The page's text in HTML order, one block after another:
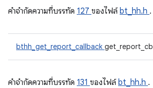
คําจํากัดความที่บรรทัด 127 ของไฟล์bt_hh.h .
bthh_get_report_callback get_report_cb
คําจํากัดความที่บรรทัด 131 ของไฟล์bt_hh.h .